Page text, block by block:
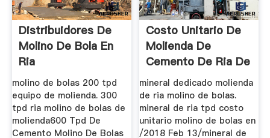
Distribuidores De
Molino De Bola En
Ria
molino de bolas 200 tpd
equipo de molienda. 300
tpd ria molino de bolas de
molienda600 Tpd De
Cemento Molino De Bolas
Costo Unitario De
Molienda De
Cemento De Ria De
300 Tpd
mineral dedicado molienda
de ria molino de bolas.
mineral de ria tpd costo
unitario molino de bolas en
/2018 Feb 13/mineral de